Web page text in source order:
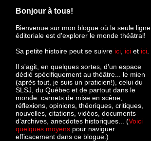
Bonjour à tous!
Bienvenue sur mon blogue où la seule ligne
éditoriale est d'explorer le monde théâtral!
Sa petite histoire peut se suivre ici ici et ici
Il s'agit, en quelques sortes, d'un espace
dédié spécifiquement au théâtre... le mien
(après tout, je suis un praticien!), celui du
SLSJ, du Québec et de partout dans le
monde: carnets de mise en scène,
réflexions, opinions, théoriques, critiques,
nouvelles, citations, vidéos, documents
d'archives, anecdotes historiques... (Voici
quelques moyens pour naviguer
efficacement dans ce blogue.)